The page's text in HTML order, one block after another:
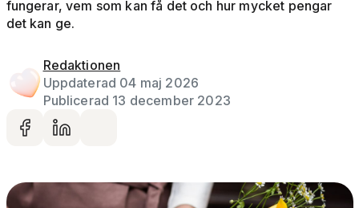
fungerar, vem som kan få det och hur mycket pengar
det kan ge.
Redaktionen
Uppdaterad 04 maj 2026
Publicerad 13 december 2023
Dela på facebook
Dela på LinkedIn
Artikelbild